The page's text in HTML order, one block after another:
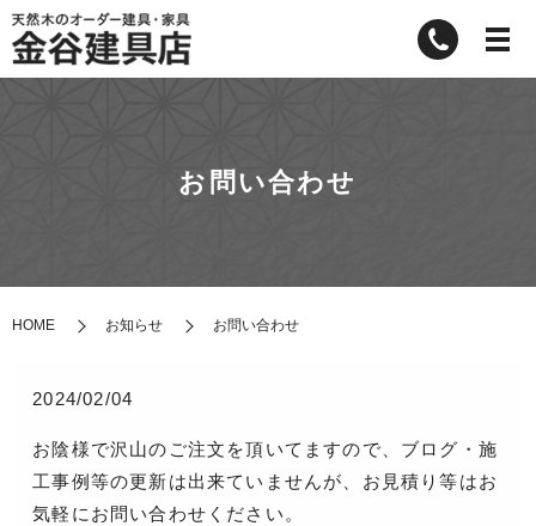
お問い合わせ
HOME お知らせ お問い合わせ
2024/02/04
お陰様で沢山のご注文を頂いてますので、ブログ・施
工事例等の更新は出来ていませんが、お見積り等はお
気軽にお問い合わせください。